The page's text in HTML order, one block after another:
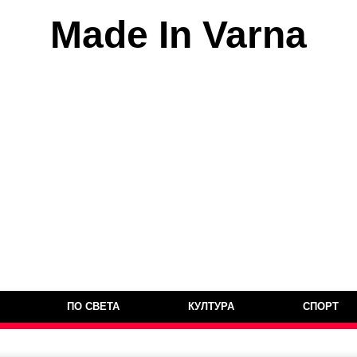
Made In Varna
ПО СВЕТА КУЛТУРА СПОРТ